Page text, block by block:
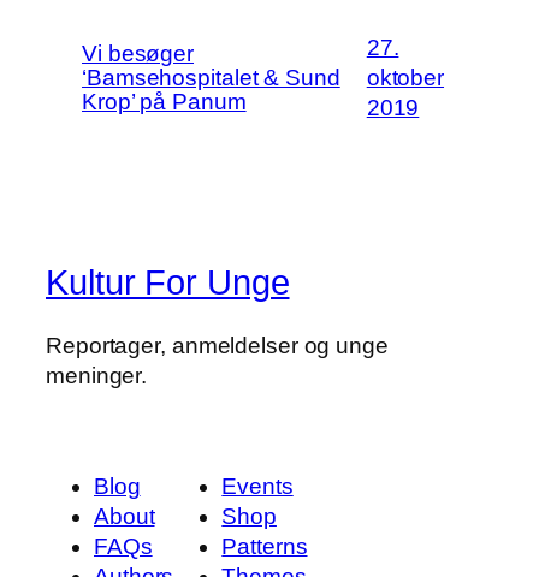
Vi besøger
‘Bamsehospitalet & Sund
Krop’ på Panum
27.
oktober
2019
Kultur For Unge
Reportager, anmeldelser og unge
meninger.
Blog
About
FAQs
Events
Shop
Patterns